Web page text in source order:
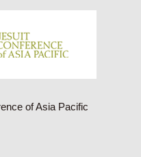
of Asia Pacific